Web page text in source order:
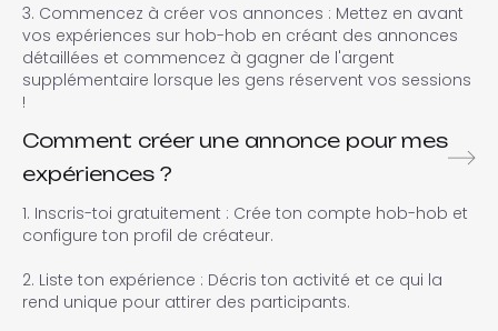
3. Commencez à créer vos annonces : Mettez en avant
vos expériences sur hob-hob en créant des annonces
détaillées et commencez à gagner de l'argent
supplémentaire lorsque les gens réservent vos sessions
!
Comment créer une annonce pour mes
expériences ?
1. Inscris-toi gratuitement : Crée ton compte hob-hob et
configure ton profil de créateur.
2. Liste ton expérience : Décris ton activité et ce qui la
rend unique pour attirer des participants.